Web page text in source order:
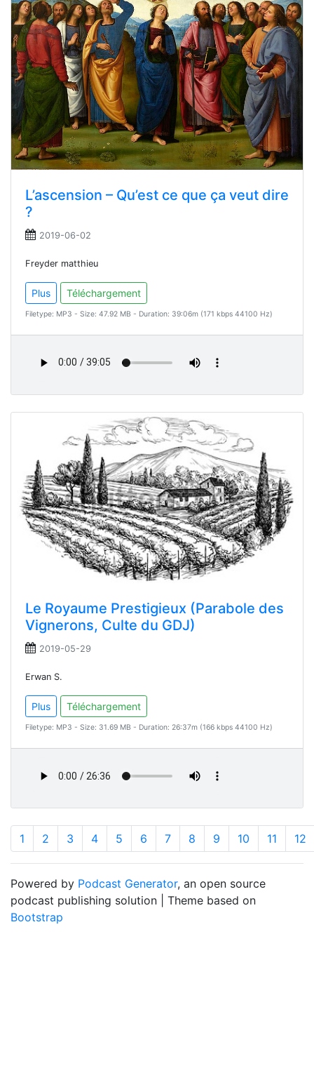
L’ascension – Qu’est ce que ça veut dire
?
2019-06-02
Freyder matthieu
Plus Téléchargement
Filetype: MP3 - Size: 47.92 MB - Duration: 39:06m (171 kbps 44100 Hz)
Le Royaume Prestigieux (Parabole des
Vignerons, Culte du GDJ)
2019-05-29
Erwan S.
Plus Téléchargement
Filetype: MP3 - Size: 31.69 MB - Duration: 26:37m (166 kbps 44100 Hz)
1 2 3 4 5 6 7 8 9 10 11 12
Powered by Podcast Generator, an open source
podcast publishing solution | Theme based on
Bootstrap